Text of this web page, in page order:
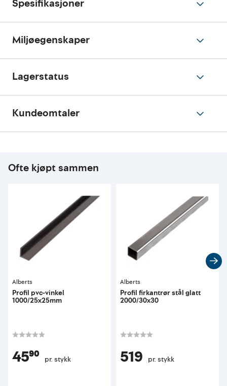
Spesifikasjoner
Miljøegenskaper
Lagerstatus
Kundeomtaler
Ofte kjøpt sammen
Alberts
Profil pvc-vinkel
1000/25x25mm
45⁹⁰ pr. stykk
Alberts
Profil firkantrør stål glatt
2000/30x30
519 pr. stykk